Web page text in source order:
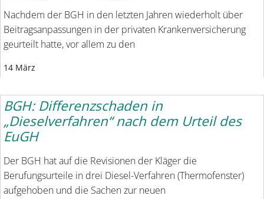
Nachdem der BGH in den letzten Jahren wiederholt über
Beitragsanpassungen in der privaten Krankenversicherung
geurteilt hatte, vor allem zu den
14 März
BGH: Differenzschaden in
„Dieselverfahren“ nach dem Urteil des
EuGH
Der BGH hat auf die Revisionen der Kläger die
Berufungsurteile in drei Diesel-Verfahren (Thermofenster)
aufgehoben und die Sachen zur neuen